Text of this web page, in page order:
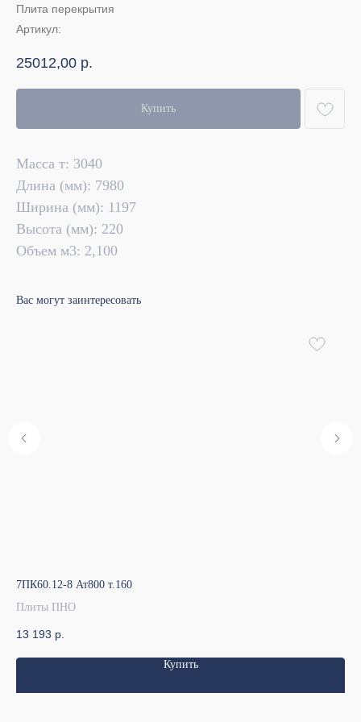
Плита перекрытия
Артикул:
25012,00 р.
Купить
Масса т: 3040
Длина (мм): 7980
Ширина (мм): 1197
Высота (мм): 220
Объем м3: 2,100
Вас могут заинтересовать
7ПК60.12-8 Ат800 т.160
Плиты ПНО
13 193 р.
Купить